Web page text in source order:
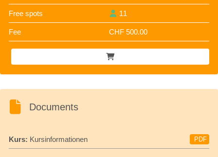
Free spots 11
Fee CHF 500.00
Documents
Kurs: Kursinformationen PDF